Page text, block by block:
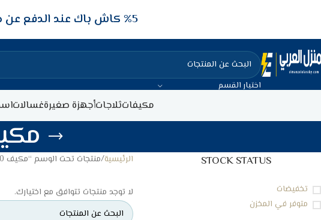
5‎% كاش باك عند الدفع عن طريق الفيزا البنكيه
اختيار القسم
مكيفاتثلاجاتأجهزة صغيرةغسالات
مكيف
STOCK STATUS
تخفيضات
متوفر في المخزن
الرئيسية منتجات تحت الوسم “مكيف 17300 وحدة”
لا توجد منتجات تتوافق مع اختيارك.